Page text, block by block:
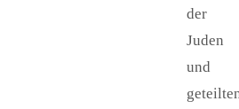
der
Juden
und